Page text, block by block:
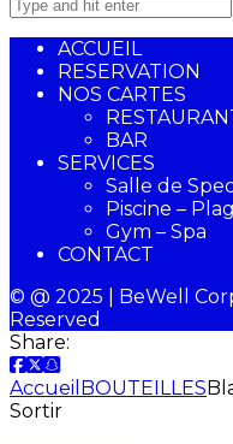
ACCUEIL
RESERVATION
NOS CARTES
BAR
SERVICES
Salle de
Piscine –
Gym – Spa
CONTACT
© @ 2025 | BeWell
Reserved
Share:
Accueil BOUTEILLES
Sortir